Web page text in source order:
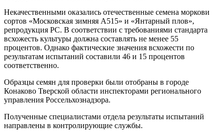
Некачественными оказались отечественные семена моркови
сортов «Московская зимняя А515» и «Янтарный плов»,
репродукция РС. В соответствии с требованиями стандарта
всхожесть культуры должна составлять не менее 55
процентов. Однако фактические значения всхожести по
результатам испытаний составили 46 и 15 процентов
соответственно.
Образцы семян для проверки были отобраны в городе
Конаково Тверской области инспекторами регионального
управления Россельхознадзора.
Полученные специалистами отдела результаты испытаний
направлены в контролирующие службы.